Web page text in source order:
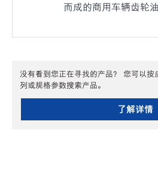
而成的商用车辆齿轮油
没有看到您正在寻找的产品？ 您可以按
列或规格参数搜索产品。
了解详情